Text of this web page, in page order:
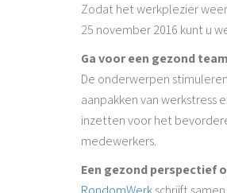
Zodat het werkplezier
25 november 2016 kunt u
Ga voor een gezond team
De onderwerpen
aanpakken van werkstress
inzetten voor het
medewerkers.
Een gezond perspectief